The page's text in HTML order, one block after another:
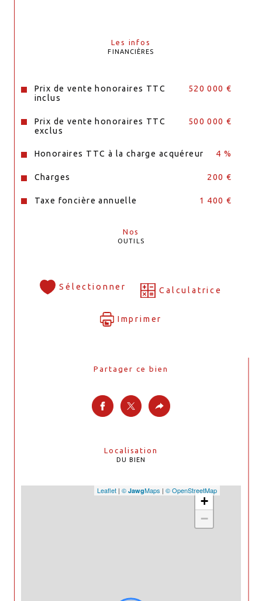
Les infos
FINANCIÈRES
Prix de vente honoraires TTC
inclus
520 000 €
Prix de vente honoraires TTC
exclus
500 000 €
Honoraires TTC à la charge acquéreur 4 %
Charges 200 €
Taxe foncière annuelle 1 400 €
Nos
OUTILS
Sélectionner Calculatrice
Imprimer
Partager ce bien
Localisation
DU BIEN
+
−
Leaflet | © JawgMaps | © OpenStreetMap